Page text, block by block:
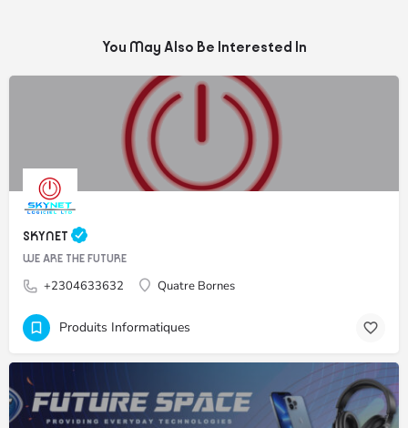
You May Also Be Interested In
SKYNET
WE ARE THE FUTURE
+2304633632 Quatre Bornes
Produits Informatiques